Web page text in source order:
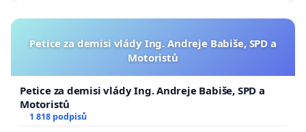
Petice za demisi vlády Ing. Andreje Babiše, SPD a
Motoristů
Petice za demisi vlády Ing. Andreje Babiše, SPD a
Motoristů
1 818 podpisů